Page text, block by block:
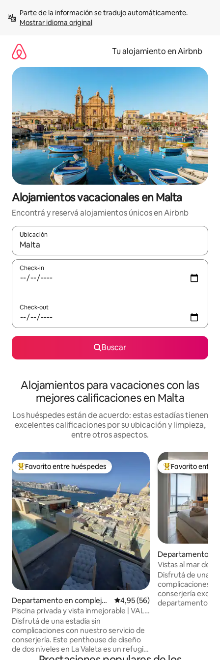
contenidoMostrar idioma original
Tu alojamiento en Airbnb
Alojamientos vacacionales en Malta
Encontrá y reservá alojamientos únicos en Airbnb
Ubicación
Cuando los resultados estén disponibles, navegá con las
Check-in
Check-out
Buscar
Alojamientos para vacaciones con las
mejores calificaciones en Malta
Los huéspedes están de acuerdo: estas estadías tienen
excelentes calificaciones por su ubicación y limpieza,
entre otros aspectos.
Favorito entre los huéspedes más destacados
Favorito entre huéspedes
Departamento en complejo r
esidencial en Valletta
Calificación promedio: 4,95 de
4,95 (56)
Piscina privada y vista inmejorable | VAL
by Homega
Disfrutá de una estadía sin
complicaciones con nuestro servicio de
conserjería. Este penthouse de diseño
de dos niveles en La Valeta es un refugio
Favorito entre
Favorito entre
Departamento en
Vistas al mar
habitaciones |
Disfrutá de una
complicaciones
conserjería
departamento de